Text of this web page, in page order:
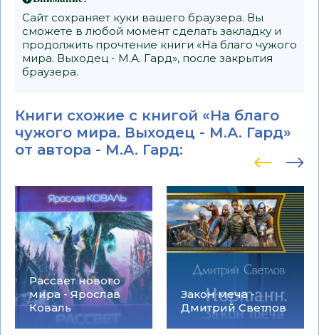
Сайт сохраняет куки вашего браузера. Вы
сможете в любой момент сделать закладку и
продолжить прочтение книги «На благо чужого
мира. Выходец - М.А. Гард», после закрытия
браузера.
Книги схожие с книгой «На благо
чужого мира. Выходец - М.А. Гард»
от автора - М.А. Гард:
Рассвет нового
мира - Ярослав
Коваль
Закон меча -
Дмитрий Светлов